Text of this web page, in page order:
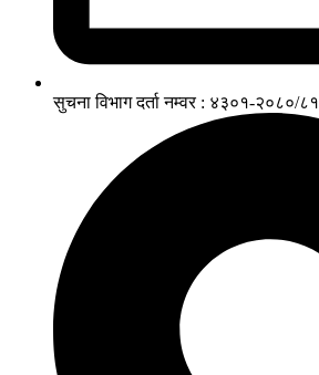
सुचना विभाग दर्ता नम्वर : ४३०१-२०८०/८१